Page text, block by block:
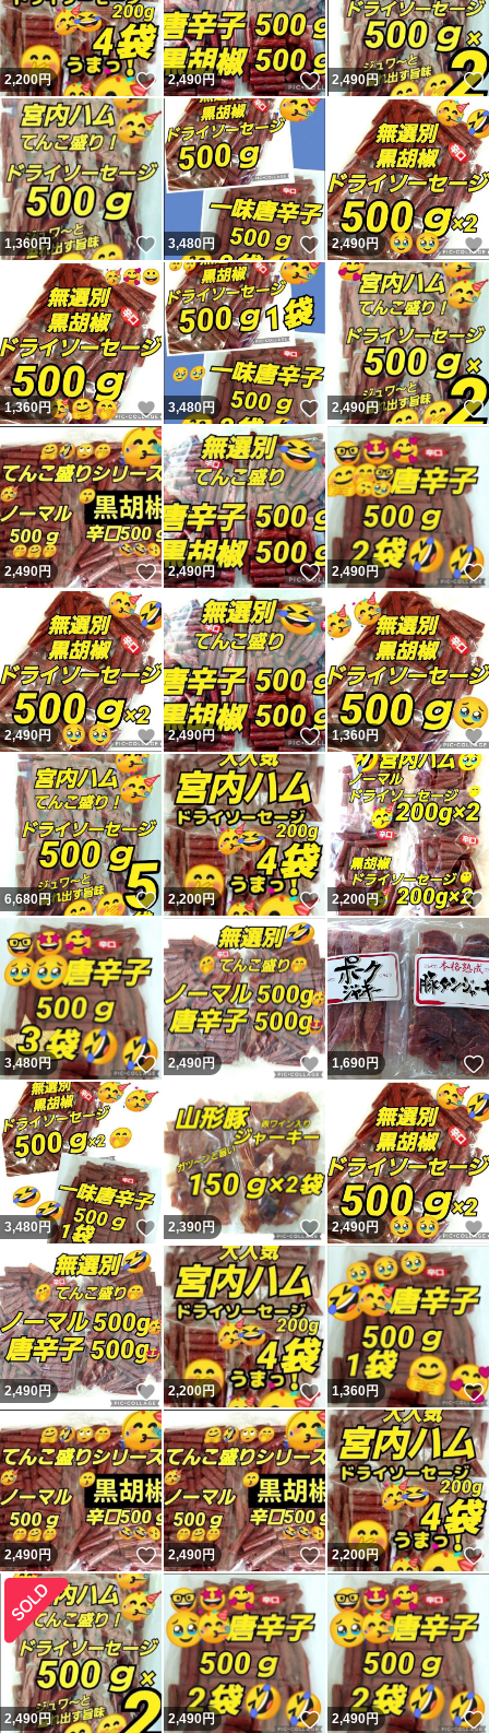
2,200円 いいね！
2,490円 いいね！
2,490円
1,360円 いいね！
3,480円 いいね！
2,490円
1,360円 いいね！
3,480円 いいね！
2,490円
2,490円 いいね！
2,490円 いいね！
2,490円
2,490円 いいね！
2,490円 いいね！
1,360円
6,680円 いいね！
2,200円 いいね！
2,200円
3,480円 いいね！
2,490円 いいね！
1,690円
3,480 円 いいね！
2,390円 いいね！
2,490円
2,490円 いいね！
2,200円 いいね！
1,360円
2,490円 いいね！
2,490円 いいね！
2,200円
2,490円 2,490円 いいね！
2,490円